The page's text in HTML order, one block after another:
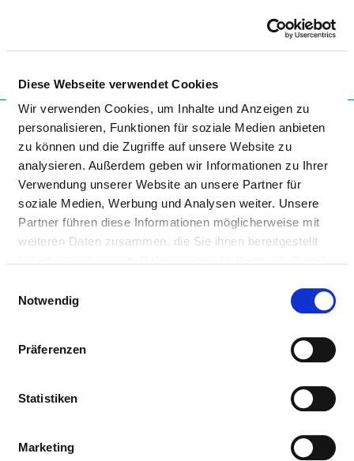
Diese Webseite verwendet Cookies
Wir verwenden Cookies, um Inhalte und Anzeigen zu
personalisieren, Funktionen für soziale Medien anbieten
zu können und die Zugriffe auf unsere Website zu
analysieren. Außerdem geben wir Informationen zu Ihrer
Verwendung unserer Website an unsere Partner für
soziale Medien, Werbung und Analysen weiter. Unsere
Partner führen diese Informationen möglicherweise mit
weiteren Daten zusammen, die Sie ihnen bereitgestellt
Notwendig
Präferenzen
Statistiken
Marketing
Startseite der Fachabteilung
AKG KLINIK PARCHIM GMBH
GEBURTSHILFE
PFLEGERISCHE FACHEXPERTISE